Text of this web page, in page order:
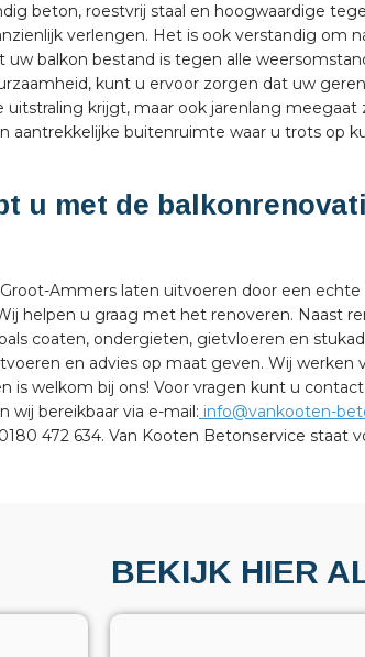
beton, roestvrij staal en hoogwaardige
verlengen. Het is ook verstandig om
uw balkon bestand is tegen alle
kunt u ervoor zorgen dat uw
uitstraling krijgt, maar ook jarenlang meegaat
aantrekkelijke buitenruimte waar u trots op
u met de
Ammers laten uitvoeren door een echte
helpen u graag met het renoveren. Naast
coaten, ondergieten, gietvloeren en
en advies op maat geven. Wij werken
is welkom bij ons! Voor vragen kunt u
wij bereikbaar via e-mail: info@vankooten-
472 634. Van Kooten Betonservice staat
BEKIJK HIER